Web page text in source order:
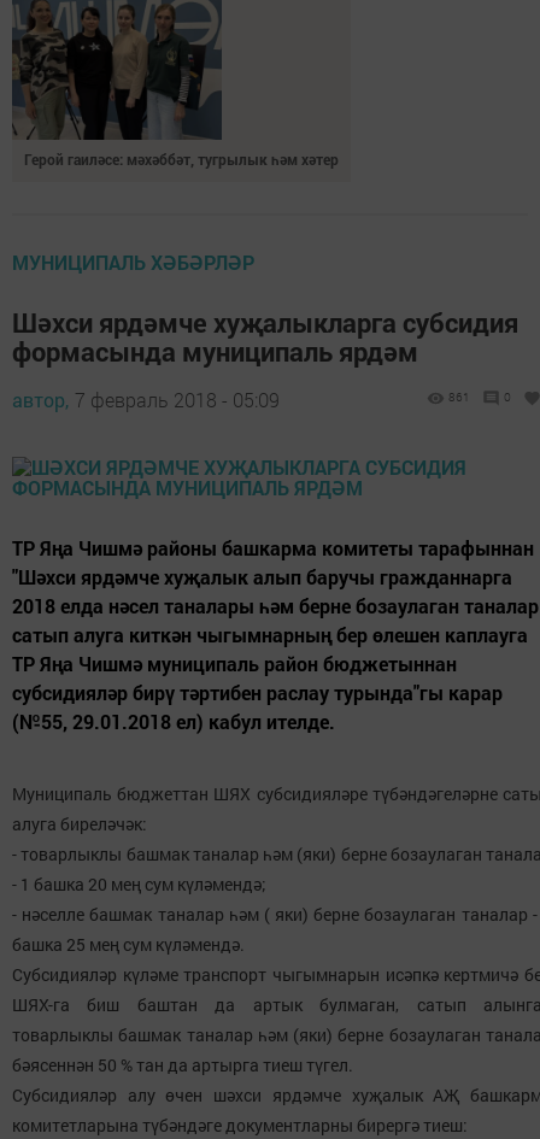
Герой гаиләсе: мәхәббәт, тугрылык һәм хәтер
МУНИЦИПАЛЬ ХӘБӘРЛӘР
Шәхси ярдәмче хуҗалыкларга субсидия
формасында муниципаль ярдәм
автор, 7 февраль 2018 - 05:09 861 0
ТР Яңа Чишмә районы башкарма комитеты тарафыннан
"Шәхси ярдәмче хуҗалык алып баручы гражданнарга
2018 елда нәсел таналары һәм берне бозаулаган таналар
сатып алуга киткән чыгымнарның бер өлешен каплауга
ТР Яңа Чишмә муниципаль район бюджетыннан
субсидияләр бирү тәртибен раслау турында"гы карар
(№55, 29.01.2018 ел) кабул ителде.
Муниципаль бюджеттан ШЯХ субсидияләре түбәндәгеләрне
алуга биреләчәк:
- товарлыклы башмак таналар һәм (яки) берне бозаулаган
- 1 башка 20 мең сум күләмендә;
- нәселле башмак таналар һәм ( яки) берне бозаулаган таналар
башка 25 мең сум күләмендә.
Субсидияләр күләме транспорт чыгымнарын исәпкә кертмичә
ШЯХ-га биш баштан да артык булмаган, сатып
товарлыклы башмак таналар һәм (яки) берне бозаулаган
бәясеннән 50 % тан да артырга тиеш түгел.
Субсидияләр алу өчен шәхси ярдәмче хуҗалык АҖ
комитетларына түбәндәге документларны бирергә тиеш: